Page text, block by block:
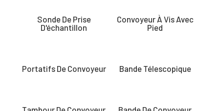
Sonde De Prise
D'échantillon
Convoyeur À Vis Avec
Pied
Portatifs De Convoyeur Bande Télescopique